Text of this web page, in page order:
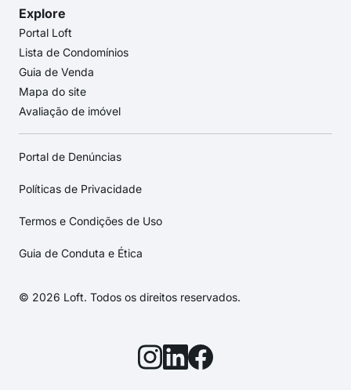
Explore
Portal Loft
Lista de Condomínios
Guia de Venda
Mapa do site
Avaliação de imóvel
Portal de Denúncias
Políticas de Privacidade
Termos e Condições de Uso
Guia de Conduta e Ética
© 2026 Loft. Todos os direitos reservados.